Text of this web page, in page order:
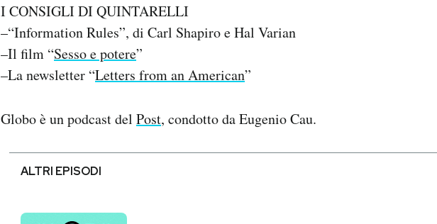
I CONSIGLI DI QUINTARELLI
–“Information Rules”, di Carl Shapiro e Hal Varian
–Il film “Sesso e potere”
–La newsletter “Letters from an American”
Globo è un podcast del Post, condotto da Eugenio Cau.
ALTRI EPISODI